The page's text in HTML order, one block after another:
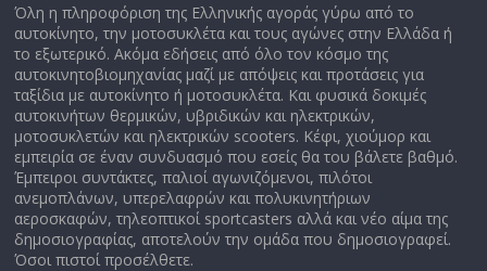
Όλη η πληροφόριση της Ελληνικής αγοράς γύρω από το
αυτοκίνητο, την μοτοσυκλέτα και τους αγώνες στην Ελλάδα ή
το εξωτερικό. Ακόμα εδήσεις από όλο τον κόσμο της
αυτοκινητοβιομηχανίας μαζί με απόψεις και προτάσεις για
ταξίδια με αυτοκίνητο ή μοτοσυκλέτα. Και φυσικά δοκιμές
αυτοκινήτων θερμικών, υβριδικών και ηλεκτρικών,
μοτοσυκλετών και ηλεκτρικών scooters. Κέφι, χιούμορ και
εμπειρία σε έναν συνδυασμό που εσείς θα του βάλετε βαθμό.
Έμπειροι συντάκτες, παλιοί αγωνιζόμενοι, πιλότοι
ανεμοπλάνων, υπερελαφρών και πολυκινητήριων
αεροσκαφών, τηλεοπτικοί sportcasters αλλά και νέο αίμα της
δημοσιογραφίας, αποτελούν την ομάδα που δημοσιογραφεί.
Όσοι πιστοί προσέλθετε.